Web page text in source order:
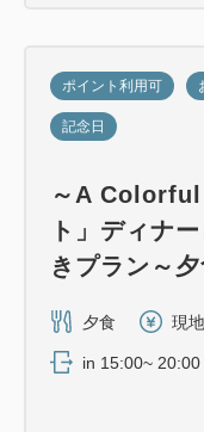
ポイント利用可
記念日
～A Colorful
ト」ディナ
きプラン～
夕食 現
in 15:00~